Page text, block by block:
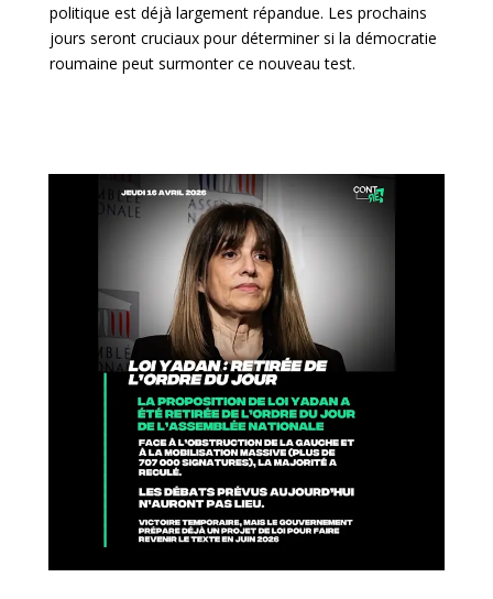
politique est déjà largement répandue. Les prochains
jours seront cruciaux pour déterminer si la démocratie
roumaine peut surmonter ce nouveau test.